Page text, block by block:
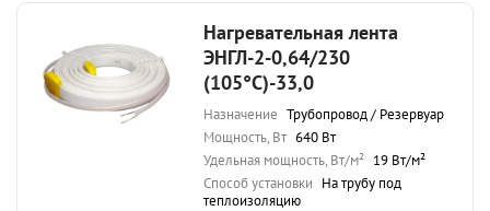
Нагревательная лента
ЭНГЛ-2-0,64/230
(105°С)-33,0
Назначение Трубопровод / Резервуар
Мощность, Вт 640 Вт
Удельная мощность, Вт/м² 19 Вт/м²
Способ установки На трубу под
теплоизоляцию